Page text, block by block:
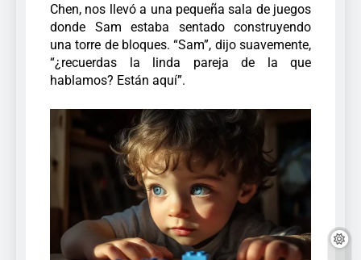
Chen, nos llevó a una pequeña sala de juegos
donde Sam estaba sentado construyendo
una torre de bloques.“Sam”, dijo suavemente,
“¿recuerdas la linda pareja de la que
hablamos? Están aquí”.